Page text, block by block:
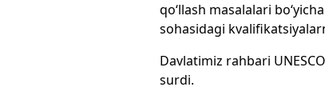
qo‘llash masalalari
sohasidagi
Davlatimiz rahbari
surdi.